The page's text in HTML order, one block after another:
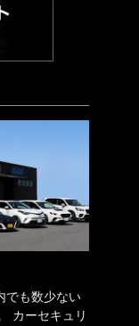
でも数少ない
カーセキュリ